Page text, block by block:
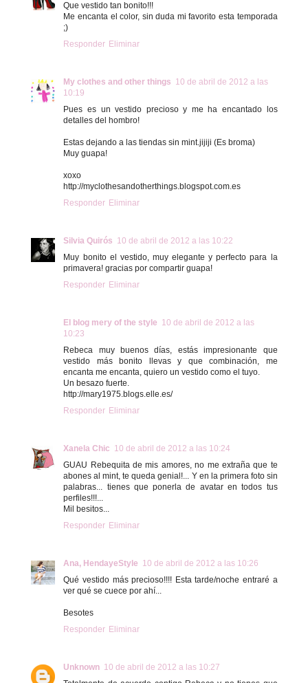
Que vestido tan bonito!!!
Me encanta el color, sin duda mi favorito esta temporada
;)
Responder Eliminar
My clothes and other things 10 de abril de 2012 a las
10:19
Pues es un vestido precioso y me ha encantado los
detalles del hombro!
Estas dejando a las tiendas sin mint.jijiji (Es broma)
Muy guapa!
xoxo
http://myclothesandotherthings.blogspot.com.es
Responder Eliminar
Silvia Quirós 10 de abril de 2012 a las 10:22
Muy bonito el vestido, muy elegante y perfecto para la
primavera! gracias por compartir guapa!
Responder Eliminar
El blog mery of the style 10 de abril de 2012 a las
10:23
Rebeca muy buenos días, estás impresionante que
vestido más bonito llevas y que combinación, me
encanta me encanta, quiero un vestido como el tuyo.
Un besazo fuerte.
http://mary1975.blogs.elle.es/
Responder Eliminar
Xanela Chic 10 de abril de 2012 a las 10:24
GUAU Rebequita de mis amores, no me extraña que te
abones al mint, te queda genial!... Y en la primera foto sin
palabras... tienes que ponerla de avatar en todos tus
perfiles!!!...
Mil besitos...
Responder Eliminar
Ana, HendayeStyle 10 de abril de 2012 a las 10:26
Qué vestido más precioso!!!! Esta tarde/noche entraré a
ver qué se cuece por ahí...
Besotes
Responder Eliminar
Unknown 10 de abril de 2012 a las 10:27